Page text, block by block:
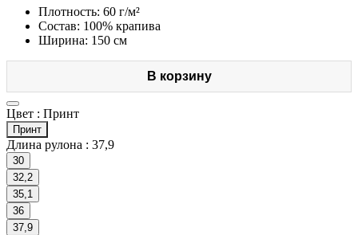
Плотность: 60 г/м²
Состав: 100% крапива
Ширина: 150 см
В корзину
Цвет : Принт
Принт
Длина рулона : 37,9
30
32,2
35,1
36
37,9